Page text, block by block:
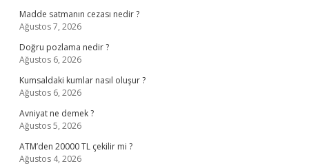
Madde satmanın cezası nedir ?
Ağustos 7, 2026
Doğru pozlama nedir ?
Ağustos 6, 2026
Kumsaldaki kumlar nasıl oluşur ?
Ağustos 6, 2026
Avniyat ne demek ?
Ağustos 5, 2026
ATM’den 20000 TL çekilir mi ?
Ağustos 4, 2026